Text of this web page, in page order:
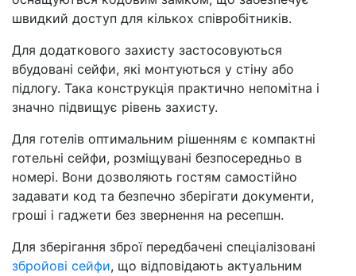
швидкий доступ для кількох співробітників.
Для додаткового захисту застосовуються
вбудовані сейфи, які монтуються у стіну або
підлогу. Така конструкція практично непомітна і
значно підвищує рівень захисту.
Для готелів оптимальним рішенням є компактні
готельні сейфи, розміщувані безпосередньо в
номері. Вони дозволяють гостям самостійно
задавати код та безпечно зберігати документи,
гроші і гаджети без звернення на ресепшн.
Для зберігання зброї передбачені спеціалізовані
збройові сейфи, що відповідають актуальним